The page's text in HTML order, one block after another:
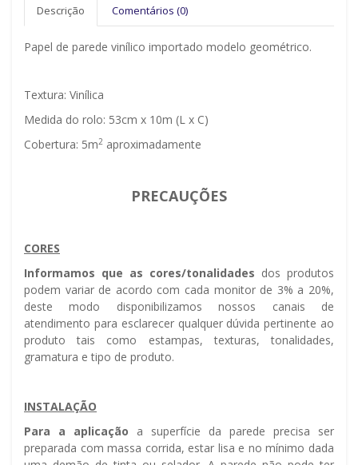
Descrição Comentários (0)
Papel de parede vinílico importado modelo geométrico.
Textura: Vinílica
Medida do rolo: 53cm x 10m (L x C)
Cobertura: 5m2 aproximadamente
PRECAUÇÕES
CORES
Informamos que as cores/tonalidades dos produtos
podem variar de acordo com cada monitor de 3% a 20%,
deste modo disponibilizamos nossos canais de
atendimento para esclarecer qualquer dúvida pertinente ao
produto tais como estampas, texturas, tonalidades,
gramatura e tipo de produto.
INSTALAÇÃO
Para a aplicação a superfície da parede precisa ser
preparada com massa corrida, estar lisa e no mínimo dada